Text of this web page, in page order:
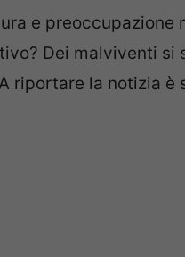
e preoccupazione
Dei malviventi si
riportare la notizia è